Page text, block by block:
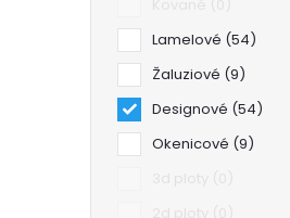
Lamelové 54
Žaluziové 9
Designové 54
Okenicové 9